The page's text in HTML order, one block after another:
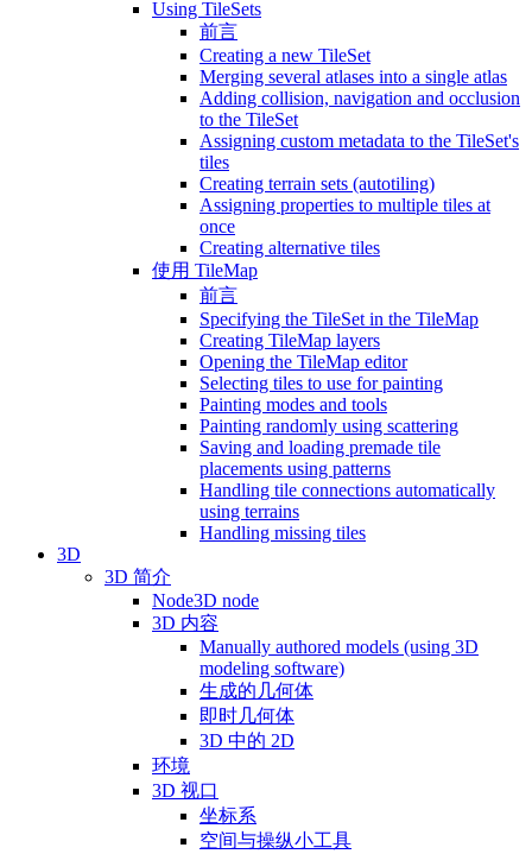
Using TileSets
前言
Creating a new TileSet
Merging several atlases into a single atlas
Adding collision, navigation and occlusion
to the TileSet
Assigning custom metadata to the TileSet's
tiles
Creating terrain sets (autotiling)
Assigning properties to multiple tiles at
once
Creating alternative tiles
使用 TileMap
前言
Specifying the TileSet in the TileMap
Creating TileMap layers
Opening the TileMap editor
Selecting tiles to use for painting
Painting modes and tools
Painting randomly using scattering
Saving and loading premade tile
placements using patterns
Handling tile connections automatically
using terrains
Handling missing tiles
3D
3D 简介
Node3D node
3D 内容
Manually authored models (using 3D
modeling software)
生成的几何体
即时几何体
3D 中的 2D
环境
3D 视口
坐标系
空间与操纵小工具